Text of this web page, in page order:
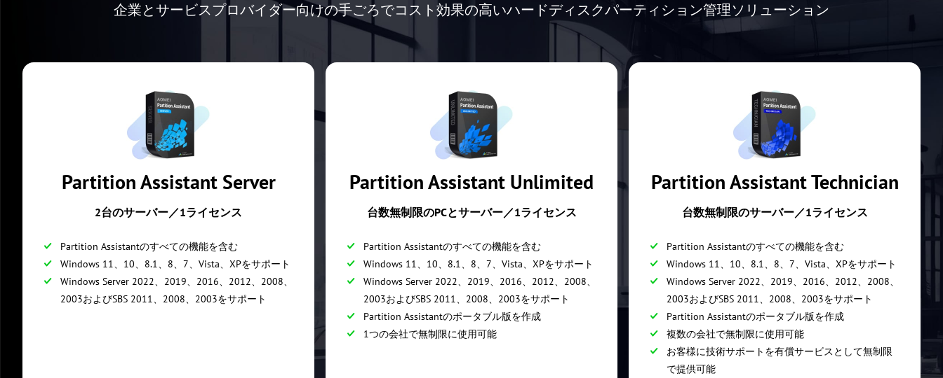
企業とサービスプロバイダー向けの手ごろでコスト効果の高いハードディスクパーティション管理ソリューション
Partition Assistant Server
2台のサーバー／1ライセンス
Partition Assistantのすべての機能を含む
Windows 11、10、8.1、8、7、Vista、XPをサポート
Windows Server 2022、2019、2016、2012、2008、
2003およびSBS 2011、2008、2003をサポート
Partition Assistant Unlimited
台数無制限のPCとサーバー／1ライセンス
Partition Assistantのすべての機能を含む
Windows 11、10、8.1、8、7、Vista、XPをサポート
Windows Server 2022、2019、2016、2012、2008、
2003およびSBS 2011、2008、2003をサポート
Partition Assistantのポータブル版を作成
1つの会社で無制限に使用可能
Partition Assistant Technician
台数無制限のサーバー／1ライセンス
Partition Assistantのすべての機能を含む
Windows 11、10、8.1、8、7、Vista、XPをサポート
Windows Server 2022、2019、2016、2012、2008、
2003およびSBS 2011、2008、2003をサポート
Partition Assistantのポータブル版を作成
複数の会社で無制限に使用可能
お客様に技術サポートを有償サービスとして無制限
で提供可能